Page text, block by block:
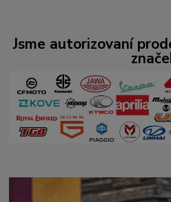
Jsme autorizovaní